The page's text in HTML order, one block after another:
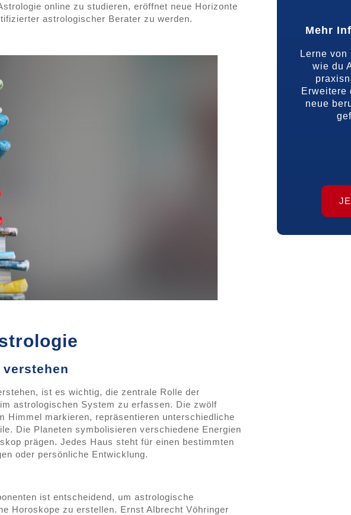
online zu studieren, eröffnet neue Horizonte
astrologischer Berater zu werden.
ist es wichtig, die zentrale Rolle der
astrologischen System zu erfassen. Die zwölf
Himmel markieren, repräsentieren unterschiedliche
Die Planeten symbolisieren verschiedene Energien
prägen. Jedes Haus steht für einen bestimmten
oder persönliche Entwicklung.
ist entscheidend, um astrologische
Horoskope zu erstellen. Ernst Albrecht Vöhringer
Mehr
Lerne
wie du
Erweitere
neue